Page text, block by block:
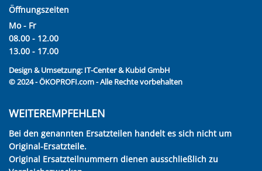
Öffnungszeiten
Mo - Fr
08.00 - 12.00
13.00 - 17.00
Design & Umsetzung: IT-Center & Kubid GmbH
© 2024 - ÖKOPROFI.com - Alle Rechte vorbehalten
WEITEREMPFEHLEN
Bei den genannten Ersatzteilen handelt es sich nicht um
Original-Ersatzteile.
Original Ersatzteilnummern dienen ausschließlich zu